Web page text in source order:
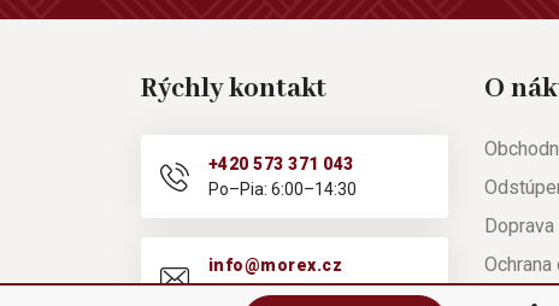
Rýchly kontakt
+420 573 371 043
Po–Pia: 6:00–14:30
info@morex.cz
Po–Pia: 6:00–14:30
O